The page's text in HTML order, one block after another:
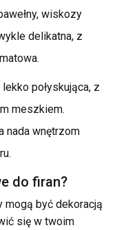
wiskozy
delikatna, z
połyskująca, z
meszkiem.
nada wnętrzom
do firan?
mogą być dekoracją
się w twoim